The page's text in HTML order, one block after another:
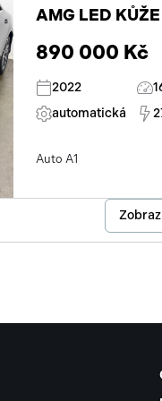
AMG LED
890 000 Kč
2022
automatická
Auto A1